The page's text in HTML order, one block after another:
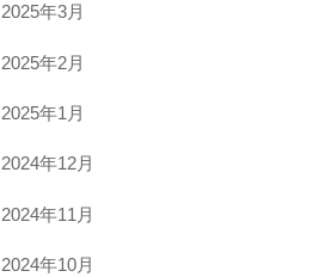
2025年3月
2025年2月
2025年1月
2024年12月
2024年11月
2024年10月